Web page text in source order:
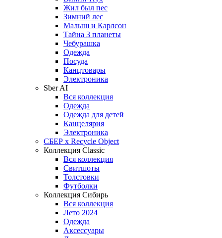
Жил был пес
Зимний лес
Малыш и Карлсон
Тайна 3 планеты
Чебурашка
Одежда
Посуда
Канцтовары
Электроника
Sber AI
Вся коллекция
Одежда
Одежда для детей
Канцелярия
Электроника
СБЕР x Recycle Object
Коллекция Classic
Вся коллекция
Свитшоты
Толстовки
Футболки
Коллекция Сибирь
Вся коллекция
Лето 2024
Одежда
Аксессуары